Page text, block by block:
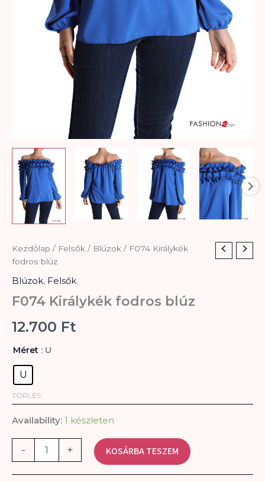
Kezdőlap / Felsők / Blúzok / F074 Királykék
fodros blúz
Blúzok, Felsők
F074 Királykék fodros blúz
12.700 Ft
Méret : U
U
TÖRLÉS
Availability: 1 készleten
-
F074
Királykék
blúz
mennyiség
+ KOSÁRBA TESZEM